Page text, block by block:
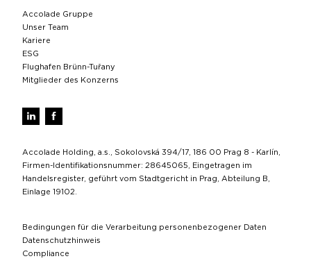
Accolade Gruppe
Unser Team
Kariere
ESG
Flughafen Brünn-Tuřany
Mitglieder des Konzerns
Accolade Holding, a.s., Sokolovská 394/17, 186 00 Prag 8 - Karlín,
Firmen-Identifikationsnummer: 28645065, Eingetragen im
Handelsregister, geführt vom Stadtgericht in Prag, Abteilung B,
Einlage 19102.
Bedingungen für die Verarbeitung personenbezogener Daten
Datenschutzhinweis
Compliance